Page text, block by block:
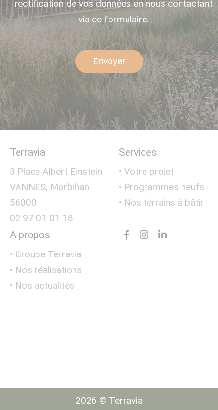
rectification de vos données en nous contactant
via ce formulaire.
Envoyer
Terravia
3 Place Albert Einstein
VANNES, Morbihan
56000
02 97 01 01 18
Services
• Votre projet
• Programmes neufs
• Nos terrains à bâtir
A propos
• Groupe Terravia
• Nos réalisations
• Nos actualités
2026 © Terravia